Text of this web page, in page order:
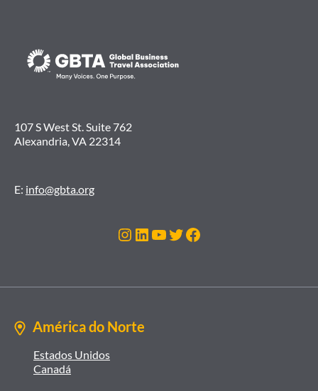
107 S West St. Suite 762
Alexandria, VA 22314
E: info@gbta.org
Instagram
LinkedIn
Youtube
Twitter
Facebook
América do Norte
Estados Unidos
Canadá